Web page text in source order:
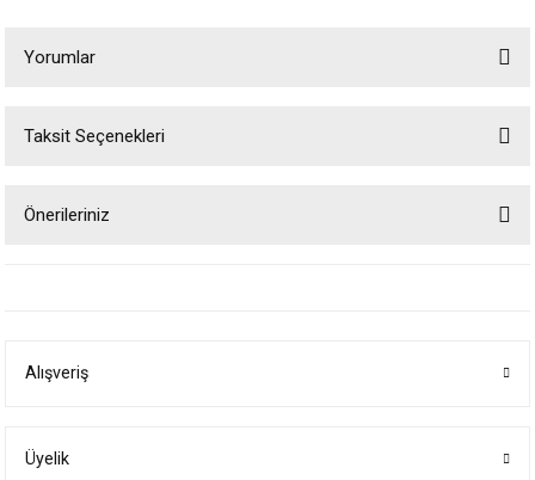
Yorumlar
Taksit Seçenekleri
Önerileriniz
Ürün bilgilerinde hatalar bulunuyor.
Alışveriş
Üyelik